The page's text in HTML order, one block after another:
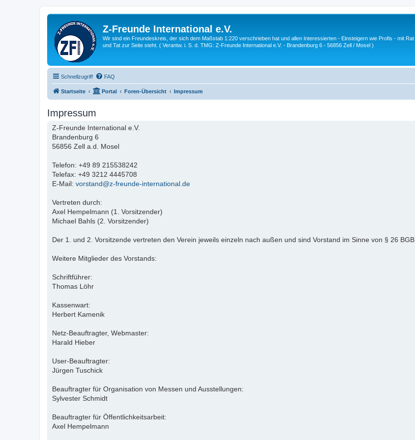
Z-Freunde International e.V.
Wir sind ein Freundeskreis, der sich dem Maßstab 1:220 verschrieben hat und allen Interessierten - Einsteigern wie Profis - mit Rat
und Tat zur Seite steht. ( Verantw. i. S. d. TMG: Z-Freunde International e.V. - Brandenburg 6 - 56856 Zell / Mosel )
Schnellzugriff FAQ
Startseite Portal Foren-Übersicht Impressum
Impressum
Z-Freunde International e.V.
Brandenburg 6
56856 Zell a.d. Mosel
Telefon: +49 89 215538242
Telefax: +49 3212 4445708
E-Mail: vorstand@z-freunde-international.de
Vertreten durch:
Axel Hempelmann (1. Vorsitzender)
Michael Bahls (2. Vorsitzender)
Der 1. und 2. Vorsitzende vertreten den Verein jeweils einzeln nach außen und sind Vorstand im Sinne von § 26 BGB.
Weitere Mitglieder des Vorstands:
Schriftführer:
Thomas Löhr
Kassenwart:
Herbert Kamenik
Netz-Beauftragter, Webmaster:
Harald Hieber
User-Beauftragter:
Jürgen Tuschick
Beauftragter für Organisation von Messen und Ausstellungen:
Sylvester Schmidt
Beauftragter für Öffentlichkeitsarbeit:
Axel Hempelmann